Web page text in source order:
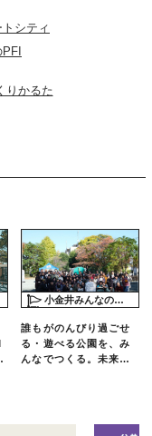
シティ
りかるた
小金井みんなの公園プロジェクト「play here」
誰もがのんびり過ごせ
る・遊べる公園を、み
んなでつくる。未来の